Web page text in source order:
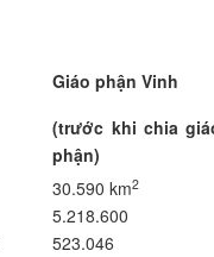
Giáo phận Vinh
(trước khi chia
phận)
30.590 km2
5.218.600
523.046